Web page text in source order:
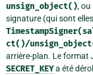
unsign_object(), ou
signature (qui sont
ct()/
arrière-plan. Le format
SECRET_KEYa été